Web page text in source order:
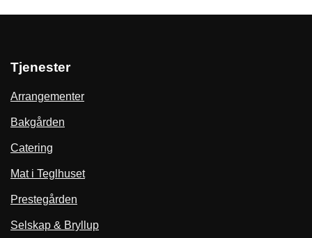
Tjenester
Arrangementer
Bakgården
Catering
Mat i Teglhuset
Prestegården
Selskap & Bryllup